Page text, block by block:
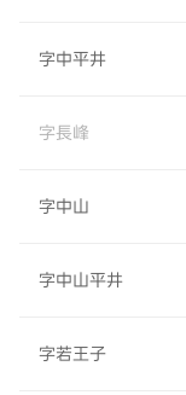
字中平井
字長峰
字中山
字中山平井
字若王子